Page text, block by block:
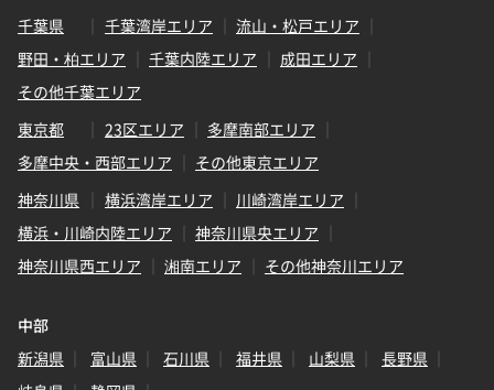
千葉県
千葉湾岸エリア
流山・松戸エリア
野田・柏エリア
千葉内陸エリア
成田エリア
その他千葉エリア
東京都
23区エリア
多摩南部エリア
多摩中央・西部エリア
その他東京エリア
神奈川県
横浜湾岸エリア
川崎湾岸エリア
横浜・川崎内陸エリア
神奈川県央エリア
神奈川県西エリア
湘南エリア その他神奈川エリア
中部
新潟県
富山県 石川県 福井県 山梨県
長野県